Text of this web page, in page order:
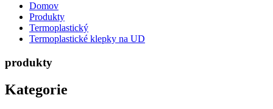
Domov
Produkty
Termoplastický
Termoplastické klepky na UD
produkty
Kategorie